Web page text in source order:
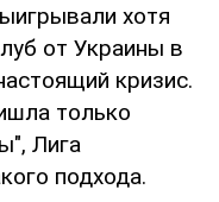
хотя
от Украины в
кризис.
только
Лига
подхода.